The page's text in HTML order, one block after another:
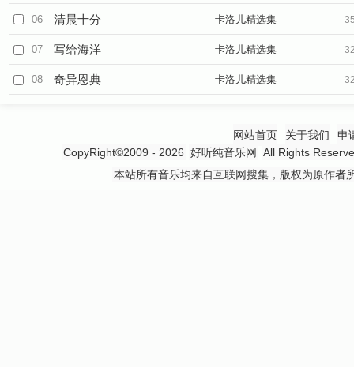
06 清晨十分 卡洛儿精选集
07 写给海洋 卡洛儿精选集
08 奇异恩典 卡洛儿精选集
网站首页 关于我们
申
CopyRight©2009 - 2026 好听纯音乐网
All Rights
本站所有音乐均来自互联网搜集，版权为原作者